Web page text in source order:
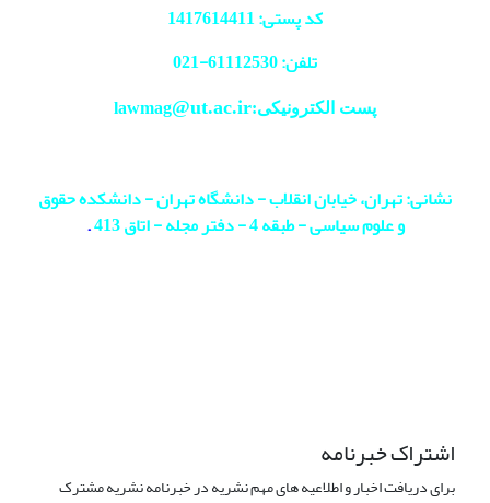
کد پستی: 1417614411
تلفن: 61112530-
021
پست الکترونیکی:lawmag@ut.ac.ir
نشانی: تهران، خیابان انقلاب - دانشگاه تهران - دانشکده حقوق
و علوم سیاسی - طبقه 4 - دفتر مجله - اتاق 413
.
اشتراک خبرنامه
برای دریافت اخبار و اطلاعیه های مهم نشریه در خبرنامه نشریه مشترک